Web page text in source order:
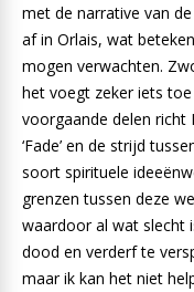
met de narrative van
af in Orlais, wat
mogen verwachten.
het voegt zeker iets
voorgaande delen
‘Fade’ en de strijd
soort spirituele
grenzen tussen deze
waardoor al wat slecht
dood en verderf te
maar ik kan het niet